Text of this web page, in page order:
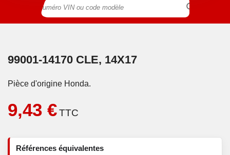

99001-14170 CLE, 14X17
Pièce d'origine Honda.
9,43 €TTC
Références équivalentes